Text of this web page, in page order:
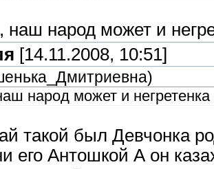
народ может и
[14.11.2008, 10:51]
)
народ может и негретенка
такой был Девчонка
его Антошкой А он